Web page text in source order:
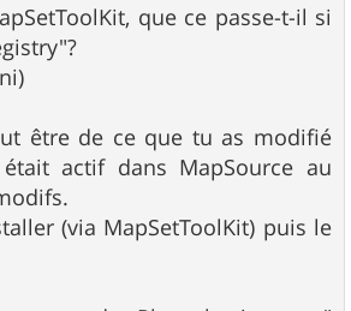
que ce passe-t-il si
être de ce que tu as modifié
actif dans MapSource au
(via MapSetToolKit) puis le